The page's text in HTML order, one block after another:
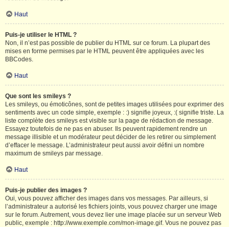
Haut
Puis-je utiliser le HTML ?
Non, il n’est pas possible de publier du HTML sur ce forum. La plupart des
mises en forme permises par le HTML peuvent être appliquées avec les
BBCodes.
Haut
Que sont les smileys ?
Les smileys, ou émoticônes, sont de petites images utilisées pour exprimer des
sentiments avec un code simple, exemple : :) signifie joyeux, :( signifie triste. La
liste complète des smileys est visible sur la page de rédaction de message.
Essayez toutefois de ne pas en abuser. Ils peuvent rapidement rendre un
message illisible et un modérateur peut décider de les retirer ou simplement
d’effacer le message. L’administrateur peut aussi avoir défini un nombre
maximum de smileys par message.
Haut
Puis-je publier des images ?
Oui, vous pouvez afficher des images dans vos messages. Par ailleurs, si
l’administrateur a autorisé les fichiers joints, vous pouvez charger une image
sur le forum. Autrement, vous devez lier une image placée sur un serveur Web
public, exemple : http://www.exemple.com/mon-image.gif. Vous ne pouvez pas